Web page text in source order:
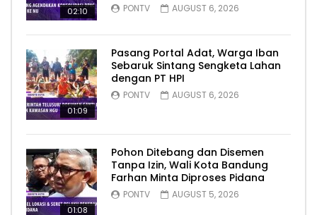
02:10 PONTV AUGUST 6, 2026
01:09
Pasang Portal Adat, Warga Iban
Sebaruk Sintang Sengketa Lahan
dengan PT HPI
PONTV AUGUST 6, 2026
01:08
Pohon Ditebang dan Disemen
Tanpa Izin, Wali Kota Bandung
Farhan Minta Diproses Pidana
PONTV AUGUST 5, 2026